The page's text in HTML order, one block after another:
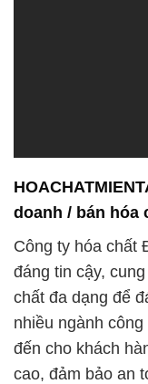
doanh / bán hóa
Công ty hóa chất
đáng tin cậy,
chất đa dạng để
nhiều ngành
đến cho khách
cao, đảm bảo an